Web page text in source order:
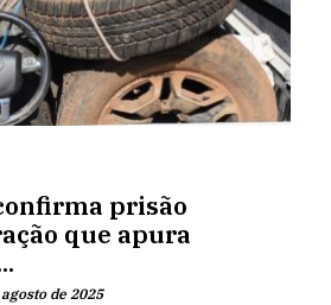
prisão
que apura
agosto de 2025